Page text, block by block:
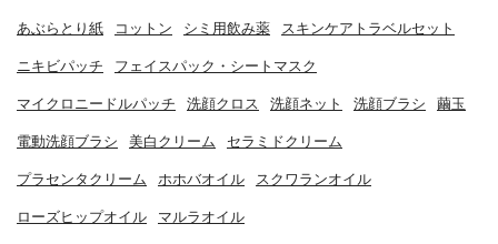
あぶらとり紙 コットン シミ用飲み薬 スキンケアトラベルセット
ニキビパッチ フェイスパック・シートマスク
マイクロニードルパッチ 洗顔クロス 洗顔ネット 洗顔ブラシ 繭玉
電動洗顔ブラシ 美白クリーム セラミドクリーム
プラセンタクリーム ホホバオイル スクワランオイル
ローズヒップオイル マルラオイル